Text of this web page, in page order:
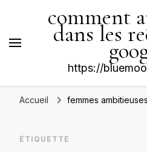
comment
dans les
https://
Accueil femmes ambitieuses
ÉTIQUETTE